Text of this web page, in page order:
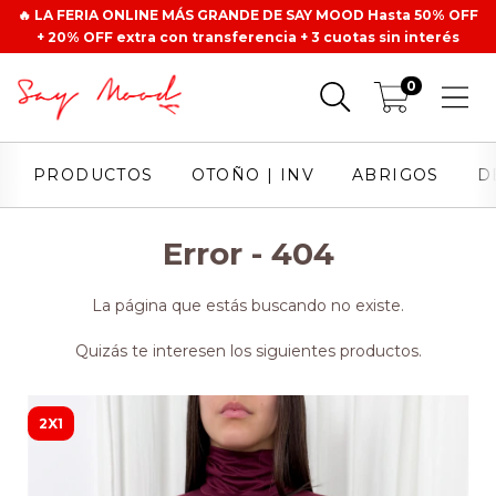
🔥 LA FERIA ONLINE MÁS GRANDE DE SAY MOOD Hasta 50% OFF
+ 20% OFF extra con transferencia + 3 cuotas sin interés
0
PRODUCTOS OTOÑO | INV ABRIGOS
Error - 404
La página que estás buscando no existe.
Quizás te interesen los siguientes productos.
2X1